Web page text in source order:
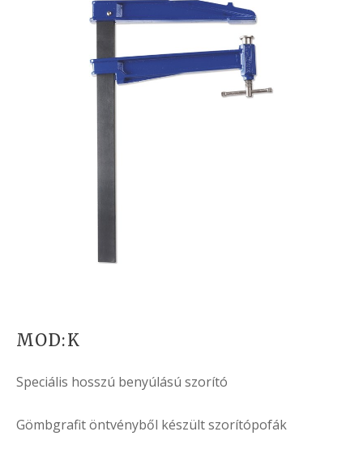
MOD:K
Speciális hosszú benyúlású szorító
Gömbgrafit öntvényből készült szorítópofák